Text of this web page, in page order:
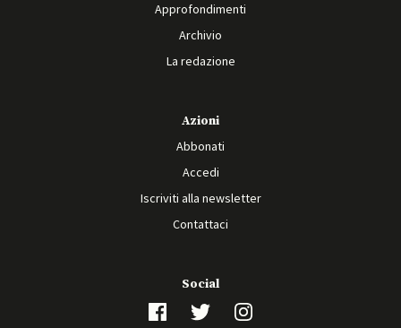
Approfondimenti
Archivio
La redazione
Azioni
Abbonati
Accedi
Iscriviti alla newsletter
Contattaci
Social